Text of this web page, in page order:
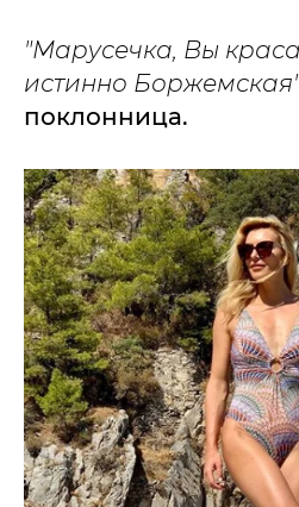
"Марусечка, Вы
истинно
поклонница.